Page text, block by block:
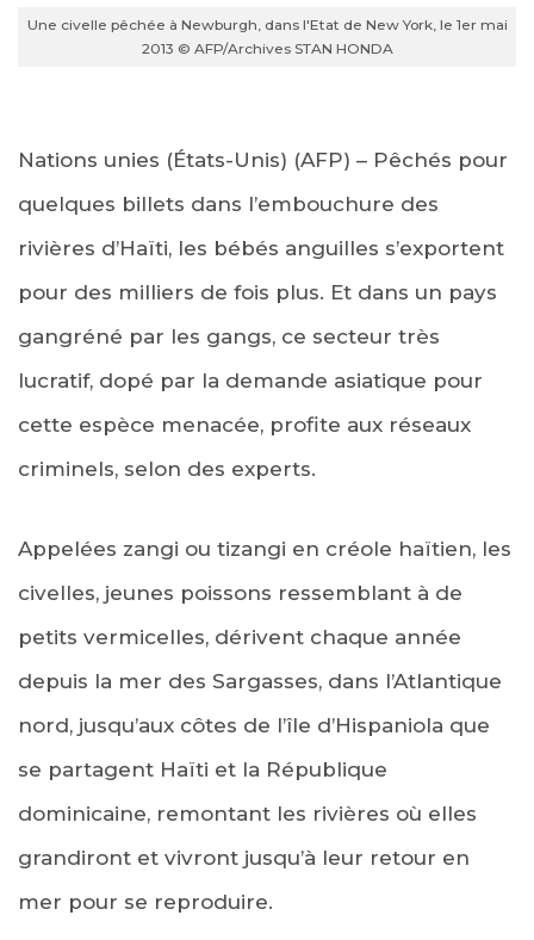
Une civelle pêchée à Newburgh, dans l'Etat de New York, le 1er mai
2013 © AFP/Archives STAN HONDA
Nations unies (États-Unis) (AFP) – Pêchés pour
quelques billets dans l’embouchure des
rivières d’Haïti, les bébés anguilles s’exportent
pour des milliers de fois plus. Et dans un pays
gangréné par les gangs, ce secteur très
lucratif, dopé par la demande asiatique pour
cette espèce menacée, profite aux réseaux
criminels, selon des experts.
Appelées zangi ou tizangi en créole haïtien, les
civelles, jeunes poissons ressemblant à de
petits vermicelles, dérivent chaque année
depuis la mer des Sargasses, dans l’Atlantique
nord, jusqu’aux côtes de l’île d’Hispaniola que
se partagent Haïti et la République
dominicaine, remontant les rivières où elles
grandiront et vivront jusqu’à leur retour en
mer pour se reproduire.